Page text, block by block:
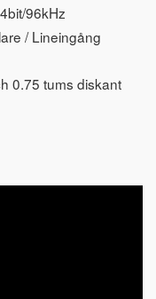
96kHz
/ Lineingång
0.75 tums diskant